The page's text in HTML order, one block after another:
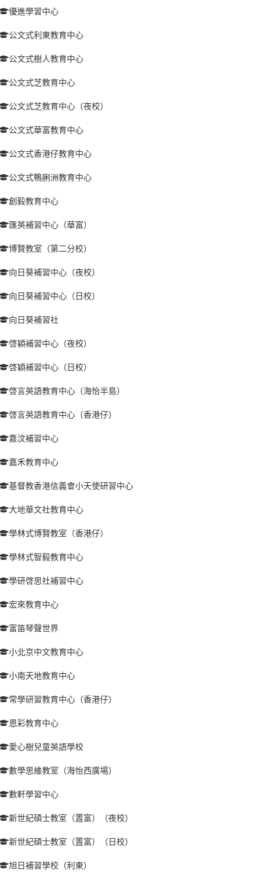
優進學習中心
公文式利東教育中心
公文式樹人教育中心
公文式芝教育中心
公文式芝教育中心（夜校）
公文式華富教育中心
公文式香港仔教育中心
公文式鴨脷洲教育中心
創毅教育中心
匯英補習中心（華富）
博賢教室（第二分校）
向日葵補習中心（夜校）
向日葵補習中心（日校）
向日葵補習社
啓穎補習中心（夜校）
啓穎補習中心（日校）
啓言英語教育中心（海怡半島）
啓言英語教育中心（香港仔）
嘉汶補習中心
嘉禾教育中心
基督教香港信義會小天使研習中心
大地華文社教育中心
學林式博賢教室（香港仔）
學林式智毅教育中心
學研啓思社補習中心
宏來教育中心
富笛琴聲世界
小北京中文教育中心
小南天地教育中心
常學研習教育中心（香港仔）
恩彩教育中心
愛心樹兒童英語學校
數學思維教室（海怡西廣場）
數軒學習中心
新世紀碩士教室（置富）（夜校）
新世紀碩士教室（置富）（日校）
旭日補習學校（利東）